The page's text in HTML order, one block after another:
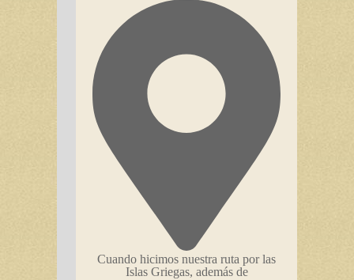
Cuando hicimos nuestra ruta por las
Islas Griegas, además de